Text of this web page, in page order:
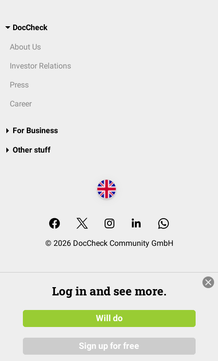
DocCheck
About Us
Investor Relations
Press
Career
For Business
Other stuff
© 2026 DocCheck Community GmbH
Log in and see more.
Will do
Sign up for free